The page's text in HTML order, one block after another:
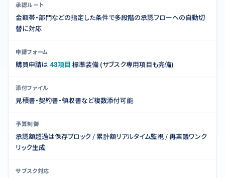
承認ルート
金額帯・部門などの指定した条件で多段階の承認フローへの自動切
替に対応
申請フォーム
購買申請は 48項目 標準装備 (サブスク専用項目も完備)
添付ファイル
見積書・契約書・領収書など複数添付可能
予算制御
承認額超過は保存ブロック / 累計額リアルタイム監視 / 再稟議ワンク
リック生成
サブスク対応